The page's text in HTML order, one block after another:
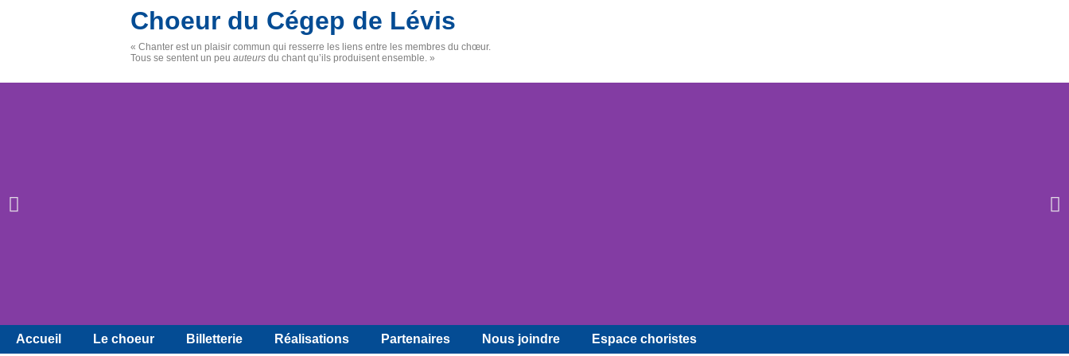
Choeur du Cégep de Lévis
« Chanter est un plaisir commun qui resserre les liens entre les membres du chœur.
Tous se sentent un peu auteursdu chant qu’ils produisent ensemble. »
Accueil Le choeur Billetterie Réalisations Partenaires Nous joindre Espace choristes